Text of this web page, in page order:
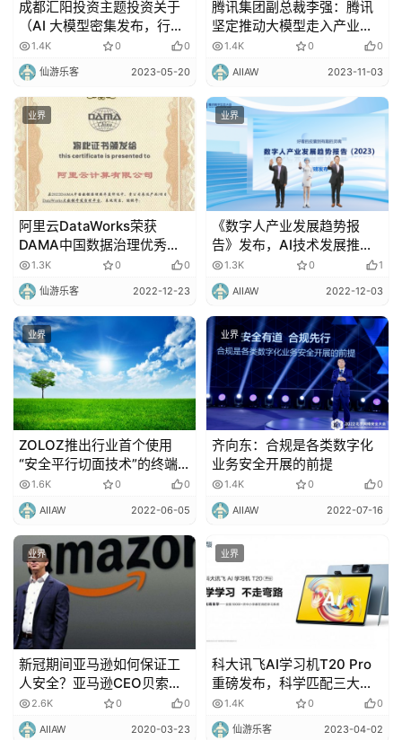
成都汇阳投资主题投资关于
（AI 大模型密集发布，行业
应用前景有望打开）
1.4K 0 0
仙游乐客 2023-05-20
腾讯集团副总裁李强：腾讯
坚定推动大模型走入产业全
链条
1.4K 0 0
AIIAW 2023-11-03
业界
阿里云DataWorks荣获
DAMA中国数据治理优秀产
品奖
1.3K 0 0
仙游乐客 2022-12-23
业界
《数字人产业发展趋势报
告》发布，AI技术发展推动
数字人智能化升级
1.3K 0 1
AIIAW 2022-12-03
业界
ZOLOZ推出行业首个使用
“安全平行切面技术”的终端
安全产品
1.6K 0 0
AIIAW 2022-06-05
业界
齐向东：合规是各类数字化
业务安全开展的前提
1.4K 0 0
AIIAW 2022-07-16
业界
新冠期间亚马逊如何保证工
人安全？亚马逊CEO贝索斯
回应！
2.6K 0 0
AIIAW 2020-03-23
业界
科大讯飞AI学习机T20 Pro
重磅发布，科学匹配三大学
龄段
1.4K 0 0
仙游乐客 2023-04-02